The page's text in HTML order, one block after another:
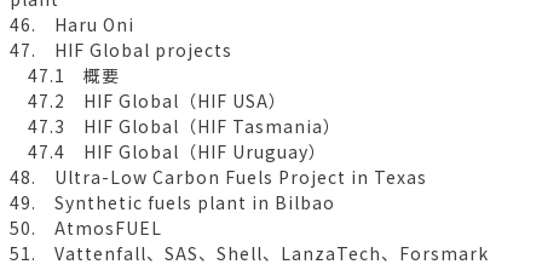
46. Haru Oni
47. HIF Global projects
47.1 概要
47.2 HIF Global（HIF USA）
47.3 HIF Global（HIF Tasmania）
47.4 HIF Global（HIF Uruguay）
48. Ultra-Low Carbon Fuels Project in Texas
49. Synthetic fuels plant in Bilbao
50. AtmosFUEL
51. Vattenfall、SAS、Shell、LanzaTech、Forsmark